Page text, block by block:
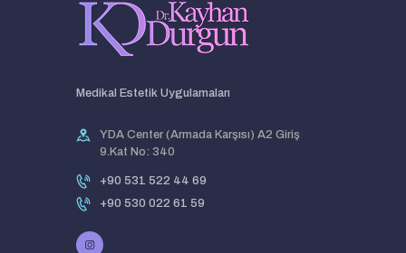
Medikal Estetik Uygulamaları
YDA Center (Armada Karşısı) A2 Giriş
9.Kat No: 340
+90 531 522 44 69
+90 530 022 61 59